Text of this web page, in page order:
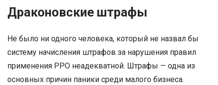
Драконовские штрафы
Не было ни одного человека, который не назвал бы
систему начисления штрафов за нарушения правил
применения РРО неадекватной. Штрафы — одна из
основных причин паники среди малого бизнеса.